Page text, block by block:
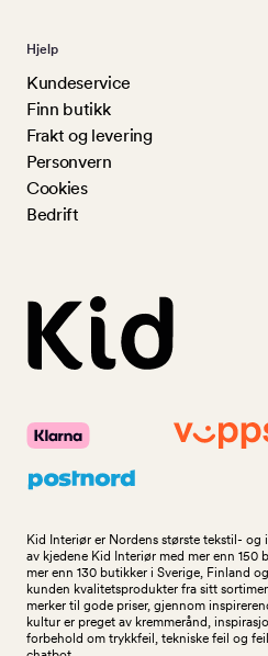
Hjelp
Kundeservice
Finn butikk
Frakt og levering
Personvern
Cookies
Bedrift
Kid Interiør er Nordens største tekstil-
av kjedene Kid Interiør med mer enn 150
mer enn 130 butikker i Sverige, Finland
kunden kvalitetsprodukter fra sitt
merker til gode priser, gjennom
kultur er preget av kremmerånd,
forbehold om trykkfeil, tekniske feil og